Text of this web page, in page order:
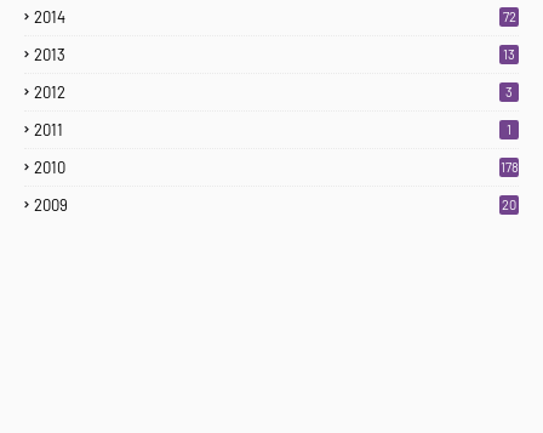
2014 72
2013 13
2012 3
2011 1
2010 178
2009 20